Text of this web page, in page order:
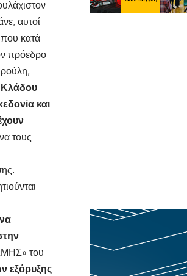
αυτοί
κατά
πρόεδρο
Κλάδου
και
τους
του
εξόρυξης